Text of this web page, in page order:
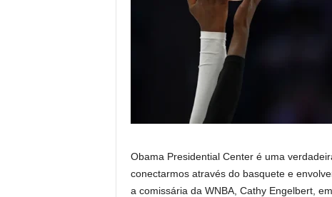
Obama Presidential Center é uma
conectarmos através do basquete e
a comissária da WNBA, Cathy Engelbert,